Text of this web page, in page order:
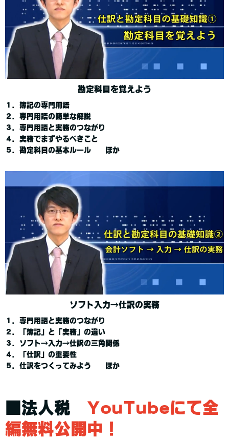
勘定科目を覚えよう
１．簿記の専門用語
２．専門用語の簡単な解説
３．専門用語と実務のつながり
４．実務でまずやるべきこと
５．勘定科目の基本ルール ほか
ソフト入力→仕訳の実務
１．専門用語と実務のつながり
２．「簿記」と「実務」の違い
３．ソフト→入力→仕訳の三角関係
４．「仕訳」の重要性
５．仕訳をつくってみよう ほか
■法人税 YouTubeにて全
編無料公開中！